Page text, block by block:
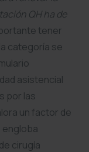
QH ha de
tener
categoría se
asistencial
por las
un factor de
engloba
cirugía